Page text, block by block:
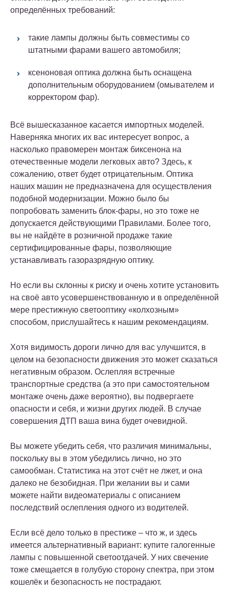
определённых требований:
такие лампы должны быть совместимы со
штатными фарами вашего автомобиля;
ксеноновая оптика должна быть оснащена
дополнительным оборудованием (омывателем и
корректором фар).
Всё вышесказанное касается импортных моделей.
Наверняка многих их вас интересует вопрос, а
насколько правомерен монтаж биксенона на
отечественные модели легковых авто? Здесь, к
сожалению, ответ будет отрицательным. Оптика
наших машин не предназначена для осуществления
подобной модернизации. Можно было бы
попробовать заменить блок-фары, но это тоже не
допускается действующими Правилами. Более того,
вы не найдёте в розничной продаже такие
сертифицированные фары, позволяющие
устанавливать газоразрядную оптику.
Но если вы склонны к риску и очень хотите установить
на своё авто усовершенствованную и в определённой
мере престижную светооптику «колхозным»
способом, прислушайтесь к нашим рекомендациям.
Хотя видимость дороги лично для вас улучшится, в
целом на безопасности движения это может сказаться
негативным образом. Ослепляя встречные
транспортные средства (а это при самостоятельном
монтаже очень даже вероятно), вы подвергаете
опасности и себя, и жизни других людей. В случае
совершения ДТП ваша вина будет очевидной.
Вы можете убедить себя, что различия минимальны,
поскольку вы в этом убедились лично, но это
самообман. Статистика на этот счёт не лжет, и она
далеко не безобидная. При желании вы и сами
можете найти видеоматериалы с описанием
последствий ослепления одного из водителей.
Если всё дело только в престиже – что ж, и здесь
имеется альтернативный вариант: купите галогенные
лампы с повышенной светоотдачей. У них свечение
тоже смещается в голубую сторону спектра, при этом
кошелёк и безопасность не пострадают.